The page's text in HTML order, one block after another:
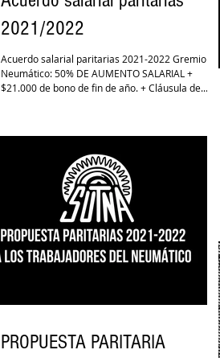
2021/2022
Acuerdo salarial paritarias 2021-2022 Gremio del
Neumático: 50% DE AUMENTO SALARIAL +
$21.000 de bono de fin de año. + Cláusula de...
PROPUESTA PARITARIA